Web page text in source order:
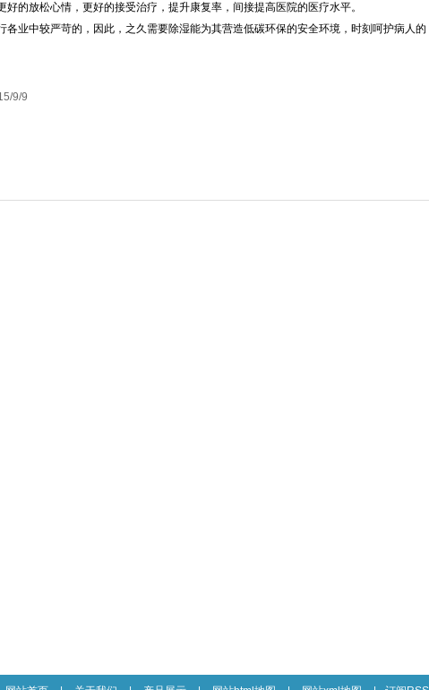
的放松心情，更好的接受治疗，提升康复率，间接提高医院的医疗水平。
业中较严苛的，因此，之久需要除湿能为其营造低碳环保的安全环境，时刻呵护病人的
9/9